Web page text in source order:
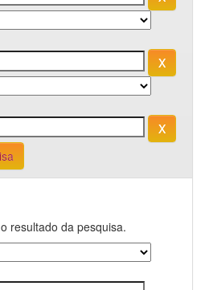
resultado da pesquisa.